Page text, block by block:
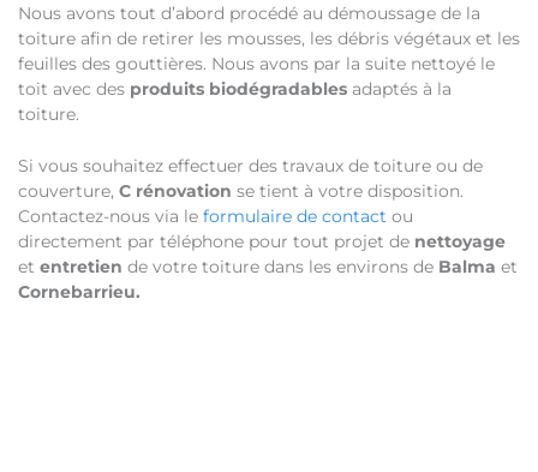
Nous avons tout d’abord procédé au démoussage de la
toiture afin de retirer les mousses, les débris végétaux et les
feuilles des gouttières. Nous avons par la suite nettoyé le
toit avec des produits biodégradables adaptés à la
toiture.
Si vous souhaitez effectuer des travaux de toiture ou de
couverture, C rénovation se tient à votre disposition.
Contactez-nous via le formulaire de contact ou
directement par téléphone pour tout projet de nettoyage
et entretien de votre toiture dans les environs de Balma et
Cornebarrieu.